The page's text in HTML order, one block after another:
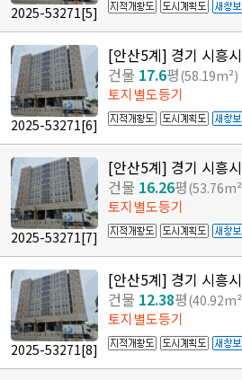
2025-53271[5]
2025-53271[6]
[안산5계] 경기 시흥
건물 17.6평(58.19m²)
토지별도등기
2025-53271[7]
[안산5계] 경기 시흥
건물 16.26평
토지별도등기
2025-53271[8]
[안산5계] 경기 시흥
건물 12.38평
토지별도등기